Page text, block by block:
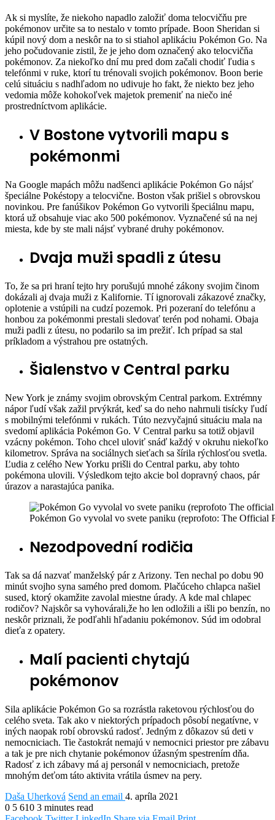
Ak si myslíte, že niekoho napadlo založiť doma telocvičňu pre
pokémonov určite sa to nestalo v tomto prípade. Boon Sheridan si
kúpil nový dom a neskôr na to si stiahol aplikáciu Pokémon Go. Na
jeho počudovanie zistil, že je jeho dom označený ako telocvičňa
pokémonov. Za niekoľko dní mu pred dom začali chodiť ľudia s
telefónmi v ruke, ktorí tu trénovali svojich pokémonov. Boon berie
celú situáciu s nadhľadom no udivuje ho fakt, že niekto bez jeho
vedomia môže kohokoľvek majetok premeniť na niečo iné
prostredníctvom aplikácie.
V Bostone vytvorili mapu s
pokémonmi
Na Google mapách môžu nadšenci aplikácie Pokémon Go nájsť
špeciálne Pokéstopy a telocvične. Boston však prišiel s obrovskou
novinkou. Pre fanúšikov Pokémon Go vytvorili špeciálnu mapu,
ktorá už obsahuje viac ako 500 pokémonov. Vyznačené sú na nej
miesta, kde by ste mali nájsť vybrané druhy pokémonov.
Dvaja muži spadli z útesu
To, že sa pri hraní tejto hry porušujú mnohé zákony svojim činom
dokázali aj dvaja muži z Kalifornie. Tí ignorovali zákazové značky,
oplotenie a vstúpili na cudzí pozemok. Pri pozeraní do telefónu a
honbou za pokémonmi prestali sledovať terén pod nohami. Obaja
muži padli z útesu, no podarilo sa im prežiť. Ich prípad sa stal
príkladom a výstrahou pre ostatných.
Šialenstvo v Central parku
New York je známy svojim obrovským Central parkom. Extrémny
nápor ľudí však zažil prvýkrát, keď sa do neho nahrnuli tisícky ľudí
s mobilnými telefónmi v rukách. Túto nezvyčajnú situáciu mala na
svedomí aplikácia Pokémon Go. V Central parku sa totiž objavil
vzácny pokémon. Toho chcel uloviť snáď každý v okruhu niekoľko
kilometrov. Správa na sociálnych sieťach sa šírila rýchlosťou svetla.
Ľudia z celého New Yorku prišli do Central parku, aby tohto
pokémona ulovili. Výsledkom tejto akcie bol dopravný chaos, pár
úrazov a narastajúca panika.
Pokémon Go vyvolal vo svete paniku (reprofoto: The Official
Nezodpovední rodičia
Tak sa dá nazvať manželský pár z Arizony. Ten nechal po dobu 90
minút svojho syna samého pred domom. Plačúceho chlapca našiel
sused, ktorý okamžite zavolal miestne úrady. A kde mal chlapec
rodičov? Najskôr sa vyhovárali,že ho len odložili a išli po benzín, no
neskôr priznali, že podľahli hľadaniu pokémonov. Súd im odobral
dieťa z opatery.
Malí pacienti chytajú
pokémonov
Sila aplikácie Pokémon Go sa rozrástla raketovou rýchlosťou do
celého sveta. Tak ako v niektorých prípadoch pôsobí negatívne, v
iných naopak robí obrovskú radosť. Jedným z dôkazov sú deti v
nemocniciach. Tie častokrát nemajú v nemocnici priestor pre zábavu
a tak je pre nich chytanie pokémonov úžasným spestrením dňa.
Radosť z ich zábavy má aj personál v nemocniciach, pretože
mnohým deťom táto aktivita vrátila úsmev na pery.
Daša Uherková Send an email 4. apríla 2021
0 5 610 3 minutes read